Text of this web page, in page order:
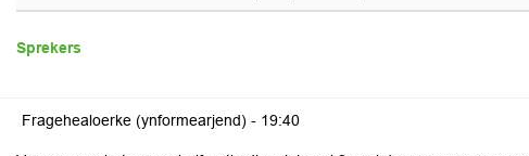
Sprekers
Fragehealoerke (ynformearjend) - 19:40